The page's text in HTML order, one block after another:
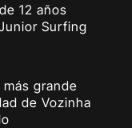
12 años
Surfing
grande
de Vozinha